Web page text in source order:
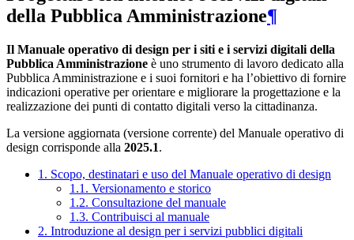
della Pubblica Amministrazione¶
Il Manuale operativo di design per i siti e i servizi digitali della
Pubblica Amministrazione è uno strumento di lavoro dedicato alla
Pubblica Amministrazione e i suoi fornitori e ha l’obiettivo di fornire
indicazioni operative per orientare e migliorare la progettazione e la
realizzazione dei punti di contatto digitali verso la cittadinanza.
La versione aggiornata (versione corrente) del Manuale operativo di
design corrisponde alla 2025.1.
1. Scopo, destinatari e uso del Manuale operativo di design
1.1. Versionamento e storico
1.2. Consultazione del manuale
1.3. Contribuisci al manuale
2. Introduzione al design per i servizi pubblici digitali